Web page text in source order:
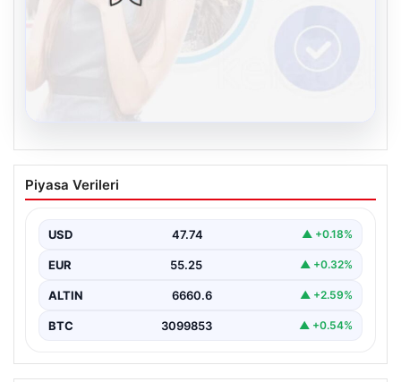
Kelebek sohbet platformu İle Dijital
İletişimin Güvenli Adresi Ve Muhabbet
Sanal çağında insanların kaliteli bir biçimde iletişim
Halen pek…
Piyasa Verileri
USD 47.74 ▲ +0.18%
EUR 55.25 ▲ +0.32%
ALTIN 6660.6 ▲ +2.59%
BTC 3099853 ▲ +0.54%